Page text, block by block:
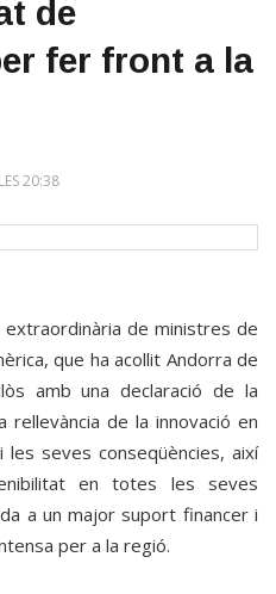
de
fer front a la
20:38
extraordinària de ministres de
que ha acollit Andorra de
amb una declaració de la
rellevància de la innovació en
seves conseqüències, així
en totes les seves
a un major suport financer i
per a la regió.